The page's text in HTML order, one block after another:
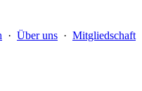
· Über uns · Mitgliedschaft